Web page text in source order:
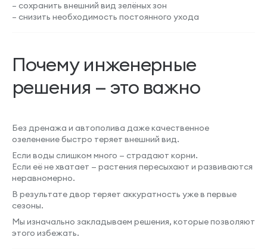
– сохранить внешний вид зелёных зон
– снизить необходимость постоянного ухода
Почему инженерные
решения — это важно
Без дренажа и автополива даже качественное
озеленение быстро теряет внешний вид.
Если воды слишком много — страдают корни.
Если её не хватает — растения пересыхают и развиваются
неравномерно.
В результате двор теряет аккуратность уже в первые
сезоны.
Мы изначально закладываем решения, которые позволяют
этого избежать.